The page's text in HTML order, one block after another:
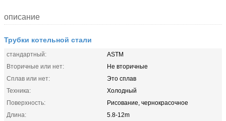
описание
Трубки котельной стали
стандартный:
ASTM
Вторичные или нет:
Не вторичные
Сплав или нет:
Это сплав
Техника:
Холодный
Поверхность:
Рисование, чернокрасочное
Длина:
5.8-12m